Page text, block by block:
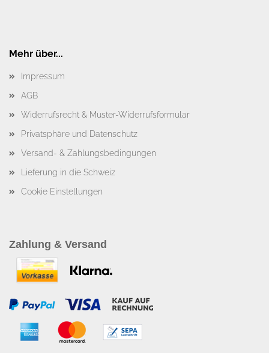
Mehr über...
Impressum
AGB
Widerrufsrecht & Muster-Widerrufsformular
Privatsphäre und Datenschutz
Versand- & Zahlungsbedingungen
Lieferung in die Schweiz
Cookie Einstellungen
Zahlung & Versand